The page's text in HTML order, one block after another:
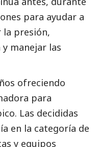
para ayudar a
presión,
manejar las
ofreciendo
para
Las decididas
en la categoría de
y equipos